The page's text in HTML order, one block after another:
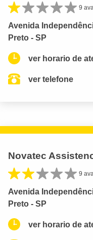
9
Avenida
Preto - SP
ver horario de
ver telefone
Novatec
9
Avenida
Preto - SP
ver horario de